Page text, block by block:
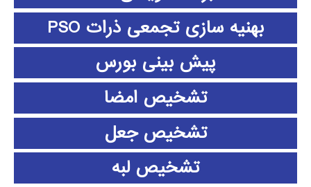
بهنیه سازی تجمعی ذرات PSO
پیش بینی بورس
تشخیص امضا
تشخیص جعل
تشخیص لبه